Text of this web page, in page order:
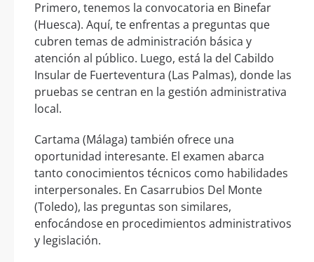
Primero, tenemos la convocatoria en Binefar
(Huesca). Aquí, te enfrentas a preguntas que
cubren temas de administración básica y
atención al público. Luego, está la del Cabildo
Insular de Fuerteventura (Las Palmas), donde las
pruebas se centran en la gestión administrativa
local.
Cartama (Málaga) también ofrece una
oportunidad interesante. El examen abarca
tanto conocimientos técnicos como habilidades
interpersonales. En Casarrubios Del Monte
(Toledo), las preguntas son similares,
enfocándose en procedimientos administrativos
y legislación.